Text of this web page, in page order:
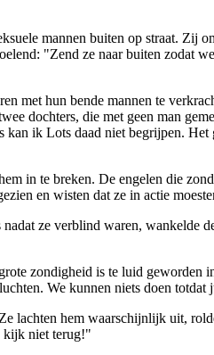
mannen buiten op straat. Zij
"Zend ze naar buiten zodat
met hun bende mannen te
dochters, die met geen man
ik Lots daad niet begrijpen. Het
in te breken. De engelen die
en wisten dat ze in actie
ze verblind waren, wankelde
zondigheid is te luid geworden
We kunnen niets doen
lachten hem waarschijnlijk uit,
kijk niet terug!"